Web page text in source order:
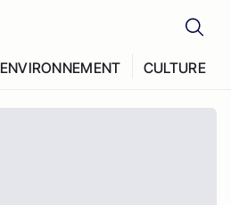
ENVIRONNEMENT CULTURE